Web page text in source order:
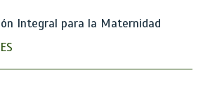
Integral para la Maternidad